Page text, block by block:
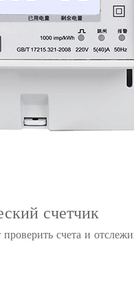
счетчик
счета и